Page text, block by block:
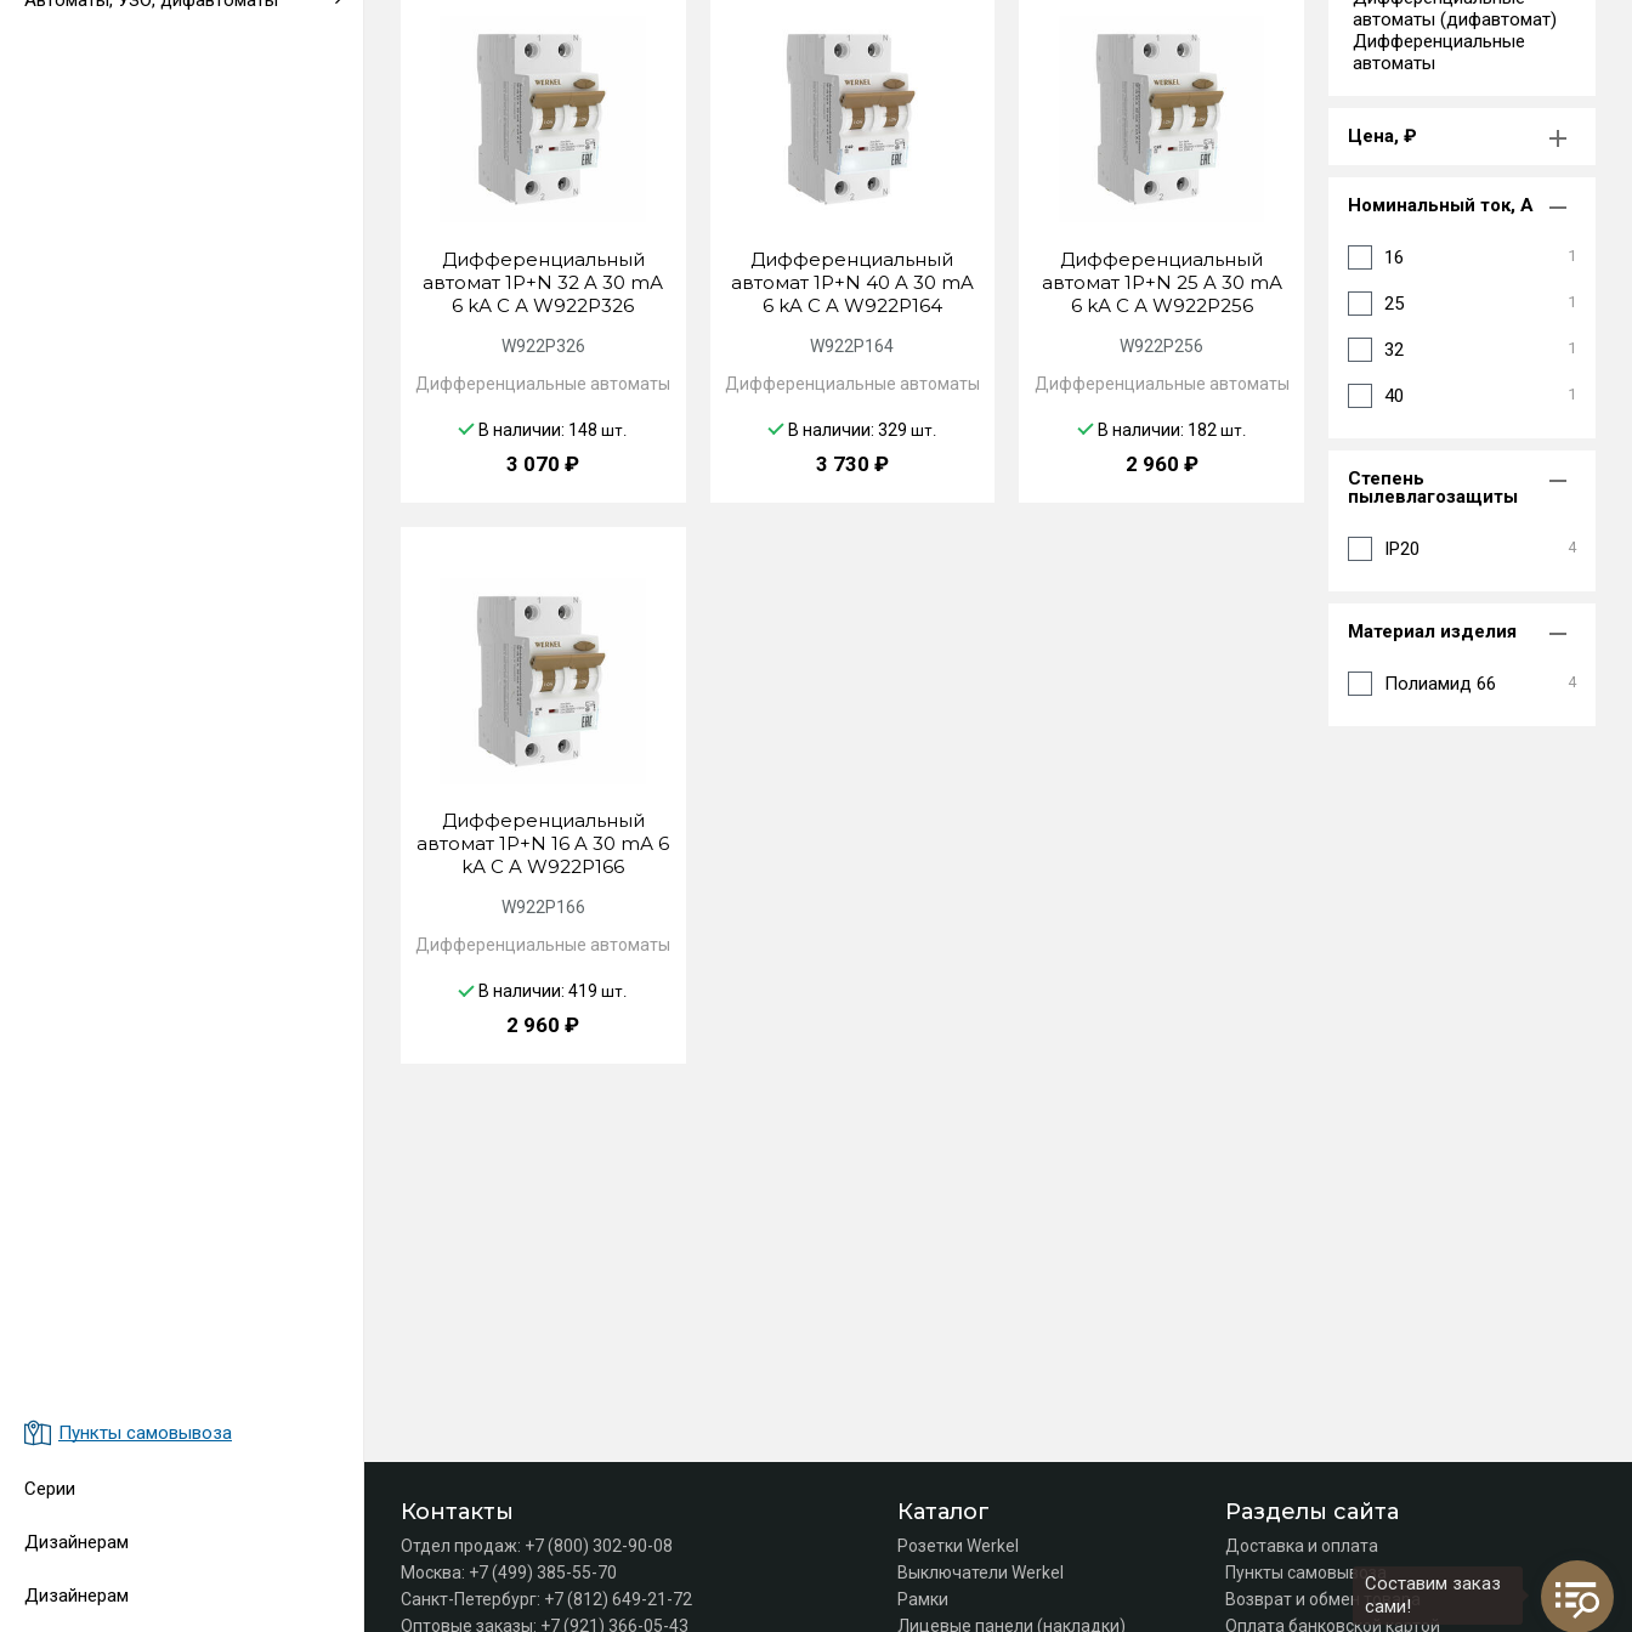
Пункты самовывоза
Серии
Дизайнерам
Дизайнерам
Дифференциальный
автомат 1P+N 32 A 30 mА
6 kА C А W922P326
W922P326
Дифференциальные автоматы
В наличии: 148шт.
3 070 ₽
Дифференциальный
автомат 1P+N 40 A 30 mA
6 kA C A W922P164
W922P164
Дифференциальные автоматы
В наличии: 329 шт.
3 730 ₽
Дифференциальный
автомат 1P+N 25 A 30 mА
6 kА C А W922P256
W922P256
Дифференциальные автоматы
В наличии: 182 шт.
2 960 ₽
Дифференциальный
автомат 1P+N 16 A 30 mА 6
kА C A W922P166
W922P166
Дифференциальные автоматы
В наличии: 419шт.
2 960 ₽
автоматы (дифавтомат)
Дифференциальные
автоматы
Цена, ₽
Номинальный ток, А
16 1
25 1
32 1
40 1
Степень
пылевлагозащиты
IP20 4
Материал изделия
Полиамид 66 4
Контакты
Отдел продаж: +7 (800) 302-90-08
Москва: +7 (499) 385-55-70
Санкт-Петербург: +7 (812) 649-21-72
Оптовые заказы: +7 (921) 366-05-43
Каталог
Розетки Werkel
Выключатели Werkel
Рамки
Лицевые панели (накладки)
Разделы сайта
Доставка и оплата
Пункты самовывоза
Возврат и обмен товара
Оплата банковской картой
Составим заказ
сами!